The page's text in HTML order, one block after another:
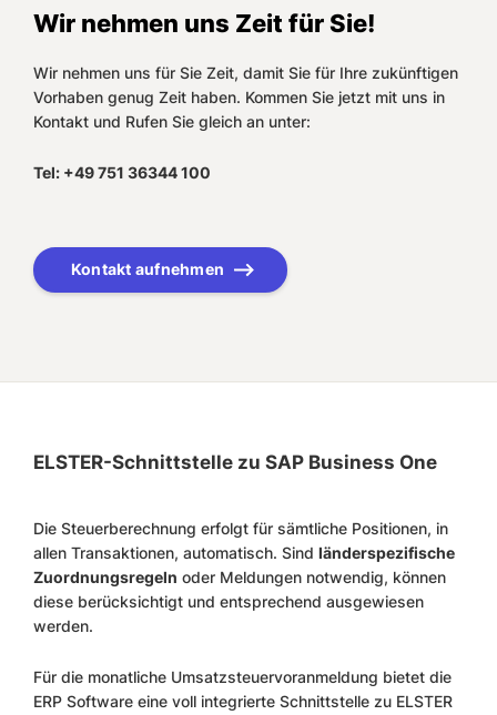
Wir nehmen uns Zeit für Sie!
Wir nehmen uns für Sie Zeit, damit Sie für Ihre zukünftigen
Vorhaben genug Zeit haben. Kommen Sie jetzt mit uns in
Kontakt und Rufen Sie gleich an unter:
Tel: +49 751 36344 100
Kontakt aufnehmen
ELSTER-Schnittstelle zu SAP Business One
Die Steuerberechnung erfolgt für sämtliche Positionen, in
allen Transaktionen, automatisch. Sind länderspezifische
Zuordnungsregeln oder Meldungen notwendig, können
diese berücksichtigt und entsprechend ausgewiesen
werden.
Für die monatliche Umsatzsteuervoranmeldung bietet die
ERP Software eine voll integrierte Schnittstelle zu ELSTER